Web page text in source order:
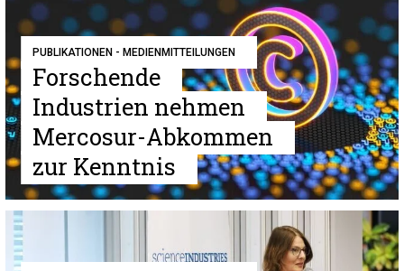
PUBLIKATIONEN - MEDIENMITTEILUNGEN
Forschende
Industrien nehmen
Mercosur-Abkommen
zur Kenntnis